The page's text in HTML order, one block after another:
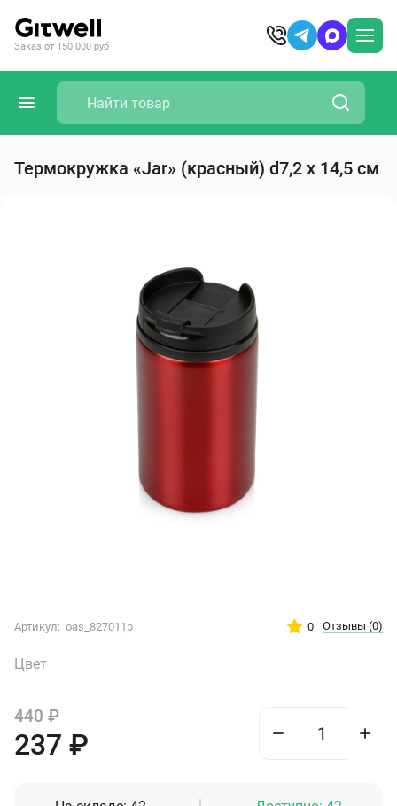
Заказ от 150 000 руб
Термокружка «Jar» (красный) d7,2 х 14,5 см
Артикул: oas_827011p 0 Отзывы (0)
Цвет
440 ₽
237 ₽